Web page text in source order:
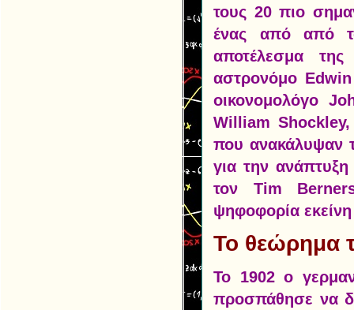
τους 20 πιο
ένας από από
αποτέλεσμα
αστρονόμο
οικονομολόγο
William Shockley,
που ανακάλυψαν
για την
τον Tim
ψηφοφορία
Το θεώρημα
Το 1902 ο
προσπάθησε να